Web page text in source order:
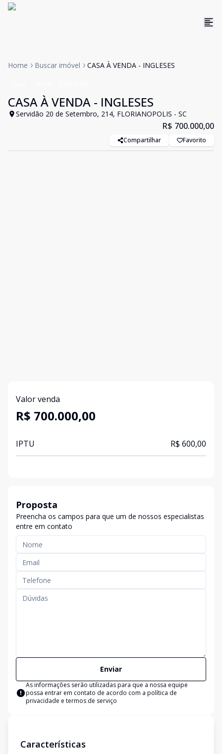
Home Buscar imóvel CASA À VENDA - INGLESES
CASA À VENDA - INGLESES
Servidão 20 de Setembro, 214, FLORIANOPOLIS - SC
R$ 700.000,00
Compartilhar Favorito
Valor venda
R$ 700.000,00
IPTU R$ 600,00
Proposta
Preencha os campos para que um de nossos especialistas
entre em contato
Enviar
As informações serão utilizadas para que a nossa equipe
possa entrar em contato de acordo com a política de
privacidade e termos de serviço
Características